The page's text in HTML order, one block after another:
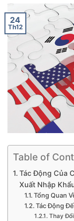
24
Th12
Table of
Tác Động Của
Xuất Nhập
Tổng Quan
Tác Động
Thay